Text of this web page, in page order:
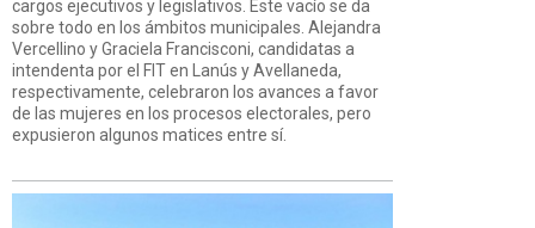
cargos ejecutivos y legislativos. Este vacío se da
sobre todo en los ámbitos municipales. Alejandra
Vercellino y Graciela Francisconi, candidatas a
intendenta por el FIT en Lanús y Avellaneda,
respectivamente, celebraron los avances a favor
de las mujeres en los procesos electorales, pero
expusieron algunos matices entre sí.